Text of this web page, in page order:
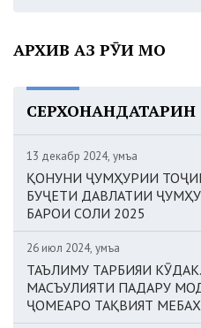
АРХИВ АЗ РӮИ МОҲ
СЕРХОНАНДАТАРИН
13 декабр 2024, Ҷумъа
ҚОНУНИ ҶУМҲУРИИ
БУҶЕТИ ДАВЛАТИИ
БАРОИ СОЛИ 2025
26 июл 2024, Ҷумъа
ТАЪЛИМУ ТАРБИЯИ
МАСЪУЛИЯТИ ПАДАРУ
ҶОМЕАРО ТАҚВИЯТ